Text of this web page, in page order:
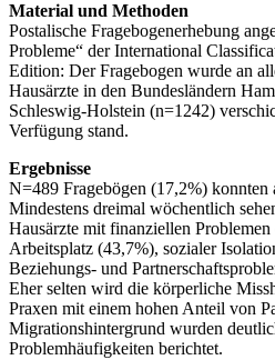
Material und Methoden
Postalische Fragebogenerhebung
Probleme“ der International
Edition: Der Fragebogen wurde an
Hausärzte in den Bundesländern
Schleswig-Holstein (n=1242)
Verfügung stand.
Ergebnisse
N=489 Fragebögen (17,2%) konnten
Mindestens dreimal wöchentlich
Hausärzte mit finanziellen
Arbeitsplatz (43,7%), sozialer
Beziehungs- und
Eher selten wird die körperliche
Praxen mit einem hohen Anteil von
Migrationshintergrund wurden
Problemhäufigkeiten berichtet.